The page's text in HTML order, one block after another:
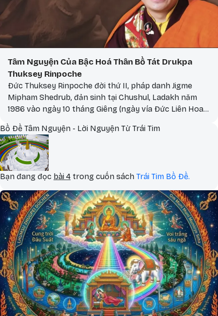
Tâm Nguyện Của Bậc Hoá Thân Bồ Tát Drukpa
Thuksey Rinpoche
Đức Thuksey Rinpoche đời thứ II, pháp danh Jigme
Mipham Shedrub, đản sinh tại Chushul, Ladakh năm
1986 vào ngày 10 tháng Giêng (ngày vía Đức Liên Hoa
Bồ Đề Tâm Nguyện - Lời Nguyện Từ Trái Tim
Bạn đang đọc bài 4 trong cuốn sách Trái Tim Bồ Đề.